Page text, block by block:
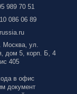
989 70 51
086 06 89
Москва, ул.
дом 5, корп. Б, 4
405
в офис
документ